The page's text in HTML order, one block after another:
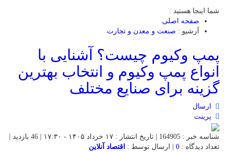
شما اینجا هستید :
صفحه اصلی
آرشیو : صنعت و معدن و تجارت
پمپ وکیوم چیست؟ آشنایی با
انواع پمپ وکیوم و انتخاب بهترین
گزینه برای صنایع مختلف
ارسال
پرینت
شناسه خبر : 164905 | تاریخ انتشار : ۱۷ خرداد ۱۴۰۵ - ۱۷:۳۰ | 46 بازدید |
تعداد دیدگاه : 0 | ارسال توسط : اقتصاد آنلاین